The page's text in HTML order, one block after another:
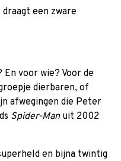
een zware
voor wie? Voor de
dierbaren, of
afwegingen die Peter
Spider-Manuit 2002
en bijna twintig